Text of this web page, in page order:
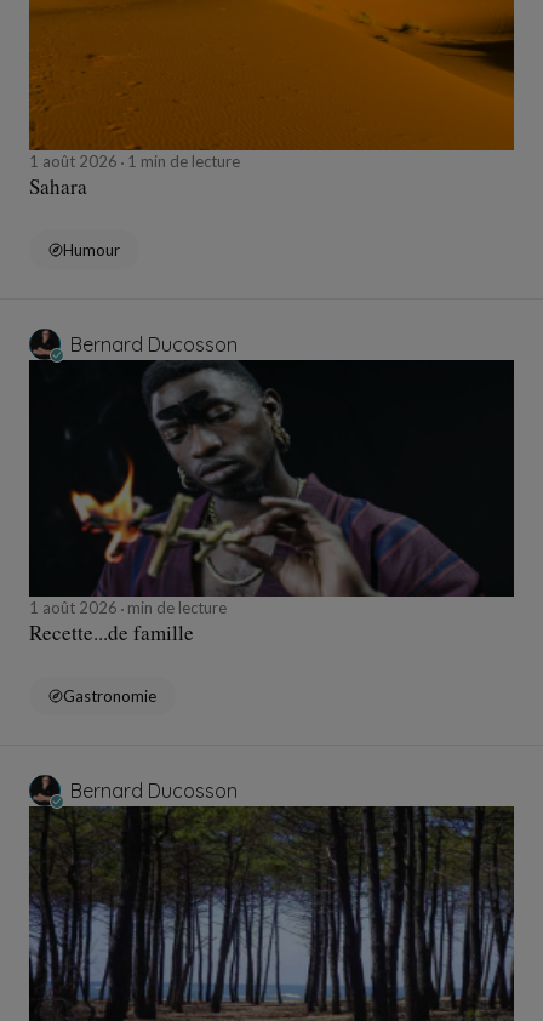
1 août 2026 1 min de lecture
Sahara
Humour
Bernard Ducosson
1 août 2026 min de lecture
Recette...de famille
Gastronomie
Bernard Ducosson